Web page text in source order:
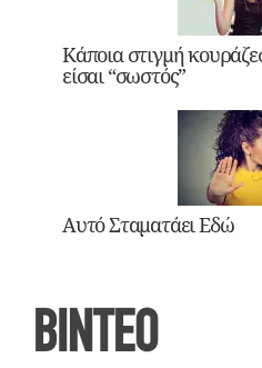
Κάποια στιγμή
είσαι “σωστός”
Αυτό Σταματάει Εδώ
ΒΙΝΤΕΟ